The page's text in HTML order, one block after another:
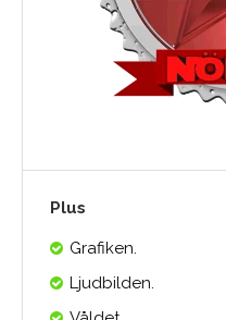
Plus
Grafiken.
Ljudbilden.